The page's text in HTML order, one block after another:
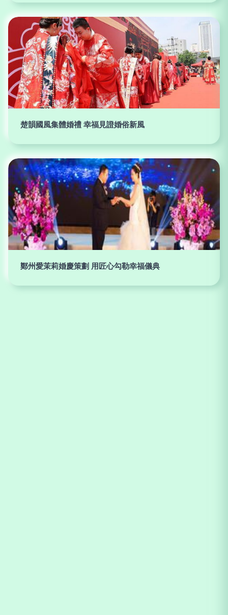
楚韻國風集體婚禮 幸福見證婚俗新風
鄭州愛茉莉婚慶策劃 用匠心勾勒幸福儀典